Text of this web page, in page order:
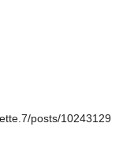
posts/10243129